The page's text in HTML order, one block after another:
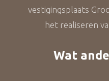
vestigingsplaats
het realiseren
Wat